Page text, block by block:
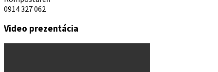
0914 327 062
Video prezentácia